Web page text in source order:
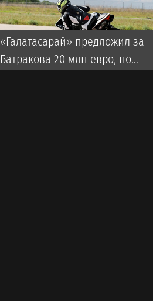
«Галатасарай» предложил за
Батракова 20 млн евро, но